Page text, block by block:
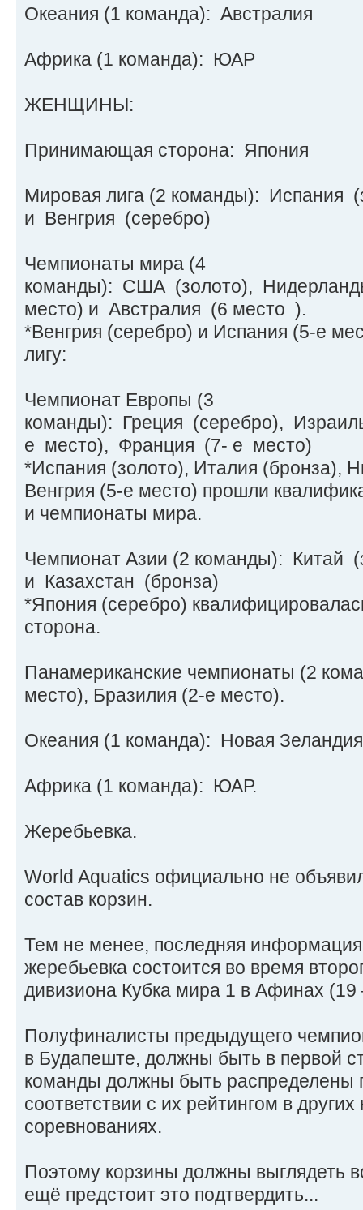
Океания (1 команда): Австралия
Африка (1 команда): ЮАР
ЖЕНЩИНЫ:
Принимающая сторона: Япония
Мировая лига (2 команды): Испания
и Венгрия (серебро)
Чемпионаты мира (4
команды): США (золото),
место) и Австралия (6 место ).
*Венгрия (серебро) и Испания (5-е
лигу:
Чемпионат Европы (3
команды): Греция (серебро),
е место), Франция (7- е место)
*Испания (золото), Италия (бронза),
Венгрия (5-е место) прошли
и чемпионаты мира.
Чемпионат Азии (2 команды): Китай
и Казахстан (бронза)
*Япония (серебро)
сторона.
Панамериканские чемпионаты (2
место), Бразилия (2-е место).
Океания (1 команда): Новая
Африка (1 команда): ЮАР.
Жеребьевка.
World Aquatics официально не
состав корзин.
Тем не менее, последняя информация
жеребьевка состоится во время
дивизиона Кубка мира 1 в Афинах (19
Полуфиналисты предыдущего
в Будапеште, должны быть в первой
команды должны быть распределены
соответствии с их рейтингом в
соревнованиях.
Поэтому корзины должны выглядеть
ещё предстоит это подтвердить...